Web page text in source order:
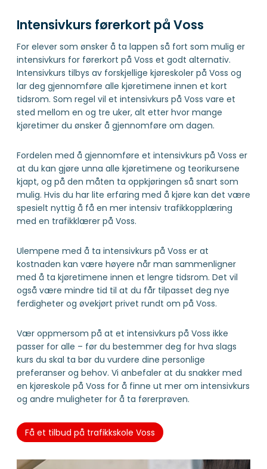
Intensivkurs førerkort på Voss
For elever som ønsker å ta lappen så fort som mulig er
intensivkurs for førerkort på Voss et godt alternativ.
Intensivkurs tilbys av forskjellige kjøreskoler på Voss og
lar deg gjennomføre alle kjøretimene innen et kort
tidsrom. Som regel vil et intensivkurs på Voss vare et
sted mellom en og tre uker, alt etter hvor mange
kjøretimer du ønsker å gjennomføre om dagen.
Fordelen med å gjennomføre et intensivkurs på Voss er
at du kan gjøre unna alle kjøretimene og teorikursene
kjapt, og på den måten ta oppkjøringen så snart som
mulig. Hvis du har lite erfaring med å kjøre kan det være
spesielt nyttig å få en mer intensiv trafikkopplæring
med en trafikklærer på Voss.
Ulempene med å ta intensivkurs på Voss er at
kostnaden kan være høyere når man sammenligner
med å ta kjøretimene innen et lengre tidsrom. Det vil
også være mindre tid til at du får tilpasset deg nye
ferdigheter og øvekjørt privet rundt om på Voss.
Vær oppmersom på at et intensivkurs på Voss ikke
passer for alle – før du bestemmer deg for hva slags
kurs du skal ta bør du vurdere dine personlige
preferanser og behov. Vi anbefaler at du snakker med
en kjøreskole på Voss for å finne ut mer om intensivkurs
og andre muligheter for å ta førerprøven.
Få et tilbud på trafikkskole Voss